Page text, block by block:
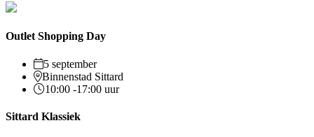
Outlet Shopping Day
5 september
Binnenstad Sittard
10:00 -17:00 uur
Sittard Klassiek